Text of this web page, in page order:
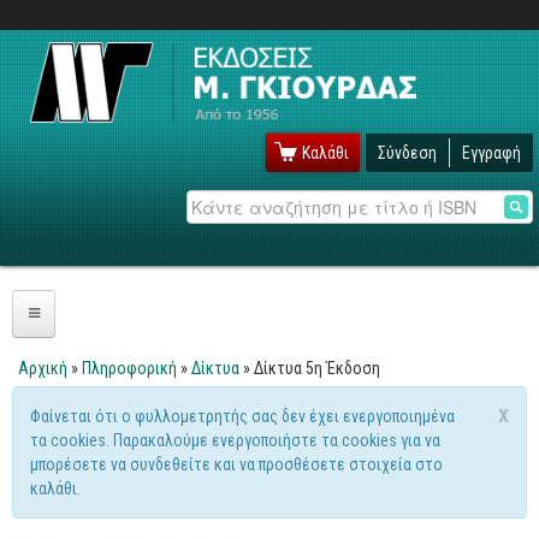
Καλάθι Σύνδεση Εγγραφή
Αναζήτηση
Πληροφορική
Λειτουργικά
Windows
Linux
Unix
Είστε εδώ
Αρχική » Πληροφορική »Δίκτυα » Δίκτυα 5η Έκδοση
x
Μήνυμα προειδοποίησης
Φαίνεται ότι ο φυλλομετρητής σας δεν έχει ενεργοποιημένα
τα cookies. Παρακαλούμε ενεργοποιήστε τα cookies για να
μπορέσετε να συνδεθείτε και να προσθέσετε στοιχεία στο
καλάθι.